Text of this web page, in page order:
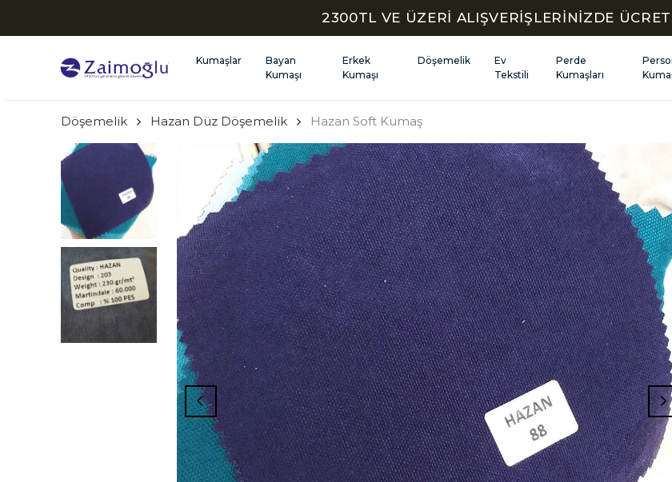
2300TL VE ÜZERİ ALIŞVERİŞLERİNİZDE
Kumaşlar
Bayan
Kumaşı
Erkek
Kumaşı
Döşemelik
Ev
Tekstili
Perde
Kumaşları
Döşemelik Hazan Düz Döşemelik Hazan Soft Kumaş